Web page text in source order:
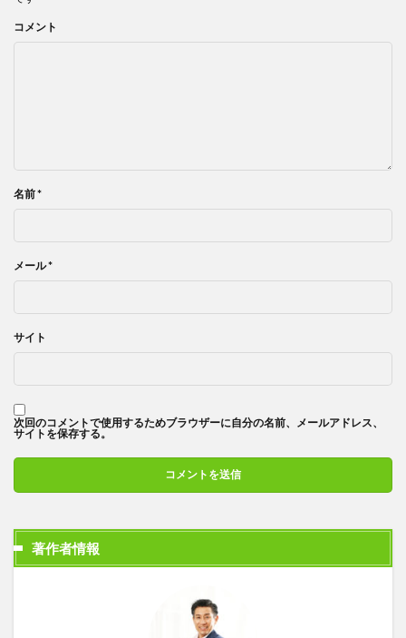
コメント
名前*
メール*
サイト
次回のコメントで使用するためブラウザーに自分の名前、メールアドレス、
サイトを保存する。
著作者情報